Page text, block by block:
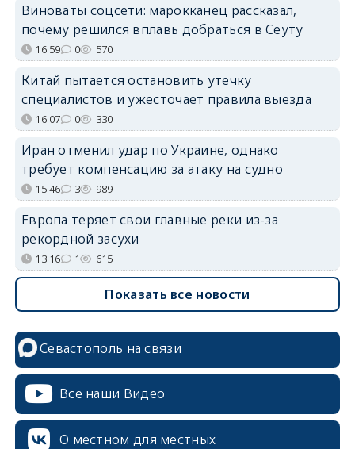
Виноваты соцсети: марокканец рассказал,
почему решился вплавь добраться в Сеуту
16:59 0 570
Китай пытается остановить утечку
специалистов и ужесточает правила выезда
16:07 0 330
Иран отменил удар по Украине, однако
требует компенсацию за атаку на судно
15:46 3 989
Европа теряет свои главные реки из-за
рекордной засухи
13:16 1 615
Показать все новости
Севастополь на связи
Все наши Видео
О местном для местных